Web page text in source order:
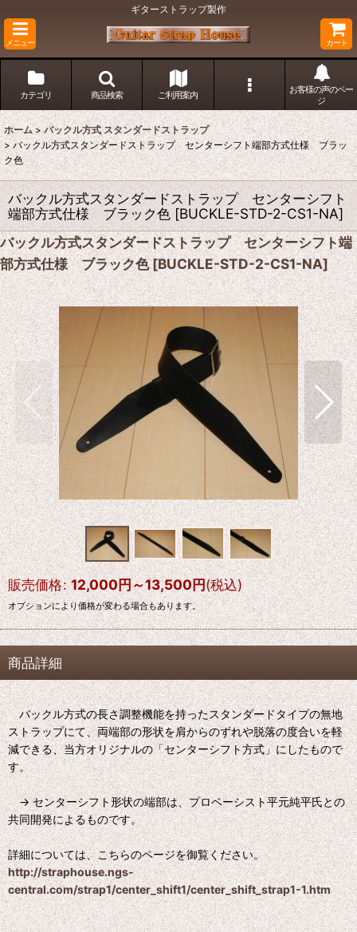
ギターストラップ製作
メニュー カート
カテゴリ 商品検索 ご利用案内
お客様の声のペー
ジ
ホーム > バックル方式 スタンダードストラップ
> バックル方式スタンダードストラップ センターシフト端部方式仕様 ブラッ
ク色
バックル方式スタンダードストラップ センターシフト
端部方式仕様 ブラック色 [BUCKLE-STD-2-CS1-NA]
バックル方式スタンダードストラップ センターシフト端
部方式仕様 ブラック色[BUCKLE-STD-2-CS1-NA]
販売価格: 12,000円～13,500円(税込)
オプションにより価格が変わる場合もあります。
商品詳細
バックル方式の長さ調整機能を持ったスタンダードタイプの無地
ストラップにて、両端部の形状を肩からのずれや脱落の度合いを軽
減できる、当方オリジナルの「センターシフト方式」にしたもので
す。
→ センターシフト形状の端部は、プロベーシスト平元純平氏との
共同開発によるものです。
詳細については、こちらのページを御覧ください。
http://straphouse.ngs-
central.com/strap1/center_shift1/center_shift_strap1-1.htm